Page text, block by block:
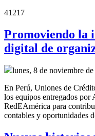
41217
Promoviendo la
digital de
lunes, 8 de noviembre
En Perú, Uniones de
los equipos entregados
RedEAmérica para
contables y oportunidades